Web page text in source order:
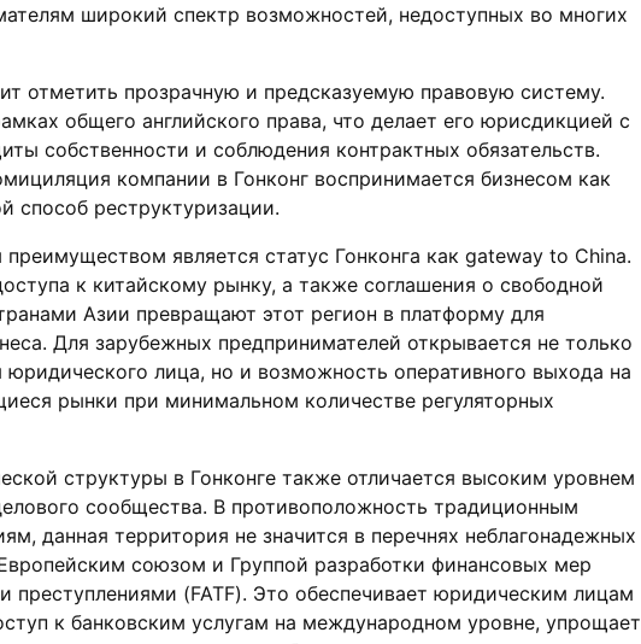
широкий спектр возможностей, недоступных во многих
отметить прозрачную и предсказуемую правовую систему.
общего английского права, что делает его юрисдикцией с
собственности и соблюдения контрактных обязательств.
компании в Гонконг воспринимается бизнесом как
способ реструктуризации.
является статус Гонконга как gateway to China.
к китайскому рынку, а также соглашения о свободной
Азии превращают этот регион в платформу для
Для зарубежных предпринимателей открывается не только
юридического лица, но и возможность оперативного выхода на
рынки при минимальном количестве регуляторных
структуры в Гонконге также отличается высоким уровнем
сообщества. В противоположность традиционным
данная территория не значится в перечнях неблагонадежных
союзом и Группой разработки финансовых мер
преступлениями (FATF). Это обеспечивает юридическим лицам
к банковским услугам на международном уровне, упрощает